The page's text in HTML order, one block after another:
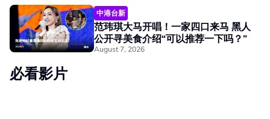
中港台新
范玮琪大马开唱！一家四口来马 黑人
公开寻美食介绍“可以推荐一下吗？”
August 7, 2026
必看影片